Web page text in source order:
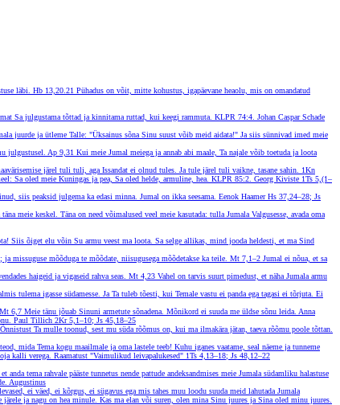
läbi. Hb 13,20.21 Pühadus on võit, mitte kohustus, igapäevane heaolu, mis on omandatud
Sa julgustama tõttad ja kinnitama ruttad, kui keegi rammuta. KLPR 74:4. Johan Caspar Schade
juurde ja ütleme Talle: "Üksainus sõna Sinu suust võib meid aidata!" Ja siis sünnivad imed meie
julgustusel. Ap 9,31 Kui meie Jumal meiega ja annab abi maale, Ta najale võib toetuda ja loota
järel tuli tuli, aga Issandat ei olnud tules. Ja tule järel tuli vaikne, tasane sahin. 1Kn
Sa oled meie Kuningas ja pea, Sa oled helde, armuline, hea. KLPR 85:2. Georg Kiviste 1Ts 5,(1–
siis peaksid julgema ka edasi minna. Jumal on ikka seesama. Eenok HaamerHs 37,24–28; Js
täna meie keskel. Täna on need võimalused veel meie kasutada: tulla Jumala Valgusesse, avada oma
Siis õiget elu võin Su armu veest ma loota. Sa selge allikas, mind jooda heldesti, et ma Sind
missuguse mõõduga te mõõdate, niisugusega mõõdetakse ka teile. Mt 7,1–2 Jumal ei nõua, et sa
haigeid ja vigaseid rahva seas. Mt 4,23 Vahel on tarvis suurt pimedust, et näha Jumala armu
tulema igasse südamesse. Ja Ta tuleb tõesti, kui Temale vastu ei panda ega tagasi ei tõrjuta. Ei
Mt 6,7 Meie tänu jõuab Sinuni armetute sõnadena. Mõnikord ei suuda me üldse sõnu leida. Anna
Paul Tillich 2Kr 5,1–10; Js 45,18–25
Ta mulle toonud, sest mu süda rõõmus on, kui ma ilmakära jätan, taeva rõõmu poole tõttan.
mida Tema kogu maailmale ja oma lastele teeb! Kuhu iganes vaatame, seal näeme ja tunneme
kalli verega. Raamatust "Vaimulikud leivapalukesed" 1Ts 4,13–18; Js 48,12–22
tema rahvale pääste tunnetus nende pattude andeksandmises meie Jumala südamliku halastuse
Augustinus
ei väed, ei kõrgus, ei sügavus ega mis tahes muu loodu suuda meid lahutada Jumala
ja nagu on hea minule. Kas ma elan või suren, olen mina Sinu juures ja Sina oled minu juures.